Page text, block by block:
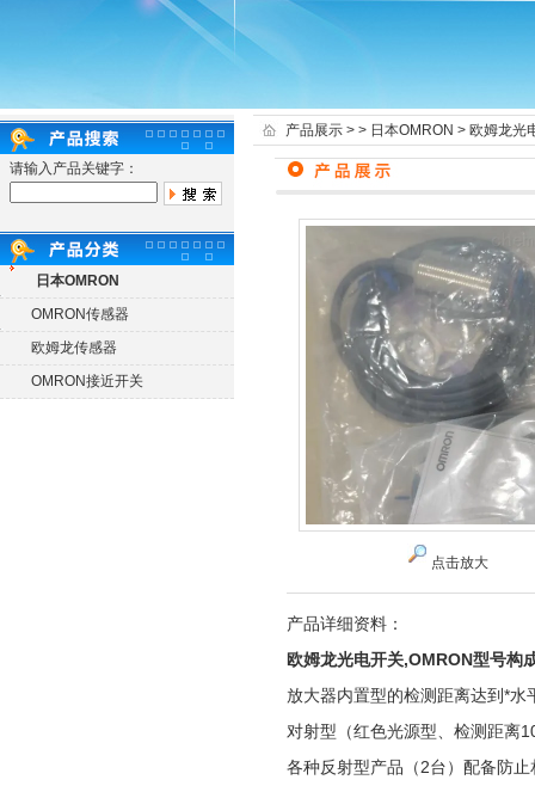
请输入产品关键字：
日本OMRON
OMRON传感器
欧姆龙传感器
OMRON接近开关
产品展示 > > 日本OMRON > 欧姆龙光
点击放大
产品详细资料：
欧姆龙光电开关,OMRON型号构
放大器内置型的检测距离达到*水
对射型（红色光源型、检测距离
各种反射型产品（2台）配备防